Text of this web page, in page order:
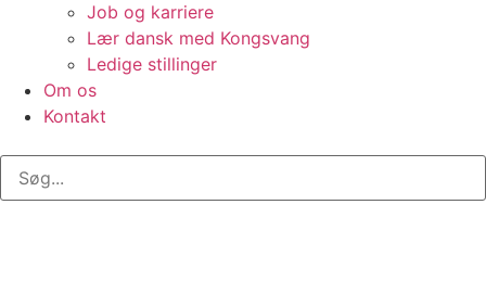
Job og karriere
Lær dansk med Kongsvang
Ledige stillinger
Om os
Kontakt